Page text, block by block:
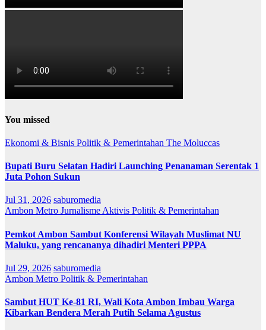
You missed
Ekonomi & Bisnis Politik & Pemerintahan The Moluccas
Bupati Buru Selatan Hadiri Launching Penanaman Serentak 1
Juta Pohon Sukun
Jul 31, 2026 saburomedia
Ambon Metro Jurnalisme Aktivis Politik & Pemerintahan
Pemkot Ambon Sambut Konferensi Wilayah Muslimat NU
Maluku, yang rencananya dihadiri Menteri PPPA
Jul 29, 2026 saburomedia
Ambon Metro Politik & Pemerintahan
Sambut HUT Ke-81 RI, Wali Kota Ambon Imbau Warga
Kibarkan Bendera Merah Putih Selama Agustus